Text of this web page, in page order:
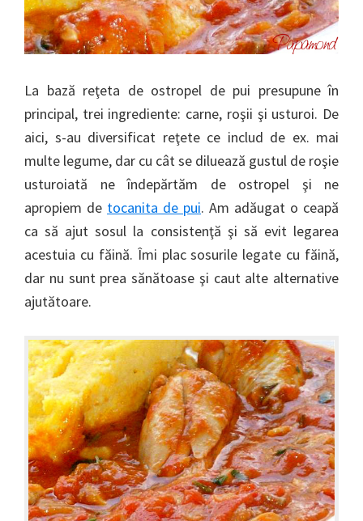
La bază reţeta de ostropel de pui presupune în
principal, trei ingrediente: carne, roşii şi usturoi. De
aici, s-au diversificat reţete ce includ de ex. mai
multe legume, dar cu cât se diluează gustul de roşie
usturoiată ne îndepărtăm de ostropel şi ne
apropiem de tocanita de pui. Am adăugat o ceapă
ca să ajut sosul la consistenţă şi să evit legarea
acestuia cu făină. Îmi plac sosurile legate cu făină,
dar nu sunt prea sănătoase şi caut alte alternative
ajutătoare.